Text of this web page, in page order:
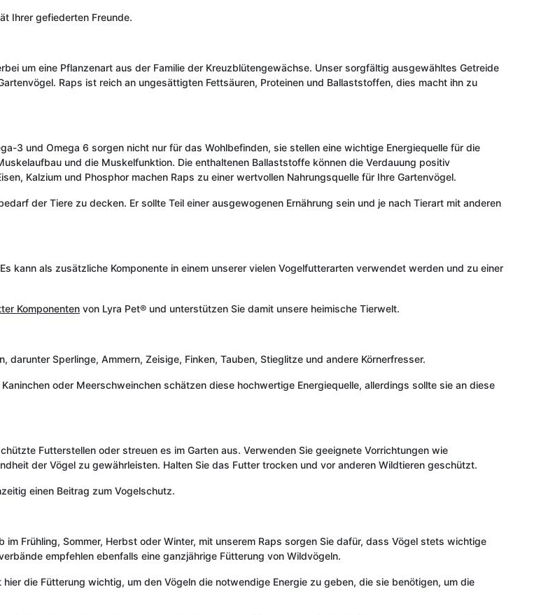
Ihrer gefiederten Freunde.
um eine Pflanzenart aus der Familie der Kreuzblütengewächse. Unser sorgfältig ausgewähltes Getreide
Raps ist reich an ungesättigten Fettsäuren, Proteinen und Ballaststoffen, dies macht ihn zu
3 und Omega 6 sorgen nicht nur für das Wohlbefinden, sie stellen eine wichtige Energiequelle für die
und die Muskelfunktion. Die enthaltenen Ballaststoffe können die Verdauung positiv
Kalzium und Phosphor machen Raps zu einer wertvollen Nahrungsquelle für Ihre Gartenvögel.
der Tiere zu decken. Er sollte Teil einer ausgewogenen Ernährung sein und je nach Tierart mit anderen
kann als zusätzliche Komponente in einem unserer vielen Vogelfutterarten verwendet werden und zu einer
Komponenten von Lyra Pet® und unterstützen Sie damit unsere heimische Tierwelt.
Sperlinge, Ammern, Zeisige, Finken, Tauben, Stieglitze und andere Körnerfresser.
oder Meerschweinchen schätzen diese hochwertige Energiequelle, allerdings sollte sie an diese
Futterstellen oder streuen es im Garten aus. Verwenden Sie geeignete Vorrichtungen wie
der Vögel zu gewährleisten. Halten Sie das Futter trocken und vor anderen Wildtieren geschützt.
einen Beitrag zum Vogelschutz.
Frühling, Sommer, Herbst oder Winter, mit unserem Raps sorgen Sie dafür, dass Vögel stets wichtige
empfehlen ebenfalls eine ganzjährige Fütterung von Wildvögeln.
die Fütterung wichtig, um den Vögeln die notwendige Energie zu geben, die sie benötigen, um die